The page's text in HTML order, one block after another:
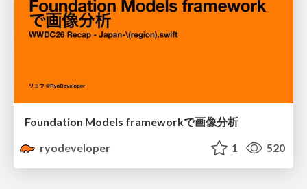
Foundation Models frameworkで画像分析
ryodeveloper
1 520